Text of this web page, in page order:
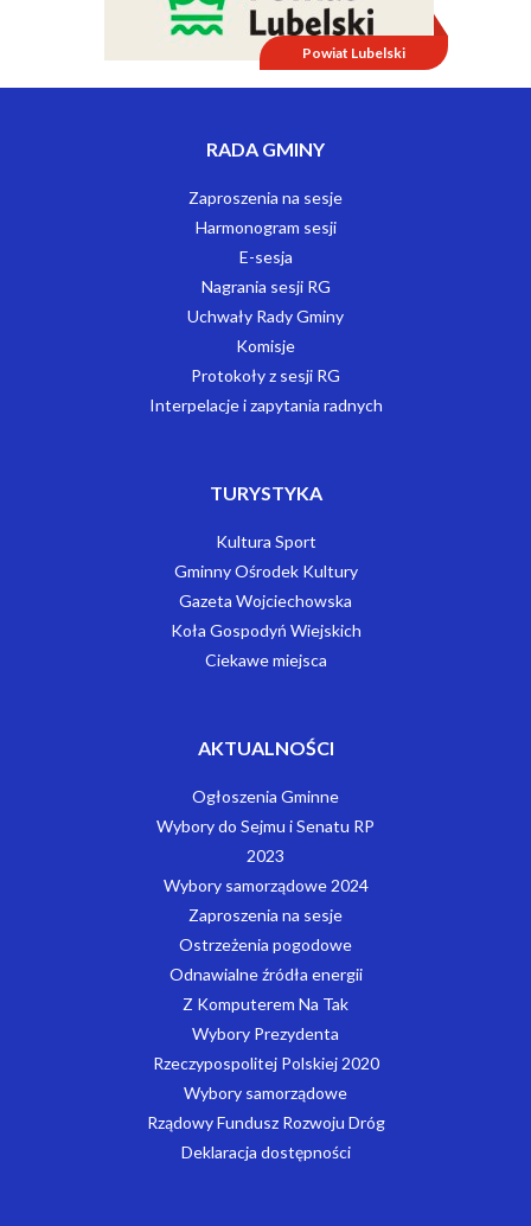
Powiat Lubelski
RADA GMINY
Zaproszenia na sesje
Harmonogram sesji
E-sesja
Nagrania sesji RG
Uchwały Rady Gminy
Komisje
Protokoły z sesji RG
Interpelacje i zapytania radnych
TURYSTYKA
Kultura Sport
Gminny Ośrodek Kultury
Gazeta Wojciechowska
Koła Gospodyń Wiejskich
Ciekawe miejsca
AKTUALNOŚCI
Ogłoszenia Gminne
Wybory do Sejmu i Senatu RP
2023
Wybory samorządowe 2024
Zaproszenia na sesje
Ostrzeżenia pogodowe
Odnawialne źródła energii
Z Komputerem Na Tak
Wybory Prezydenta
Rzeczypospolitej Polskiej 2020
Wybory samorządowe
Rządowy Fundusz Rozwoju Dróg
Deklaracja dostępności